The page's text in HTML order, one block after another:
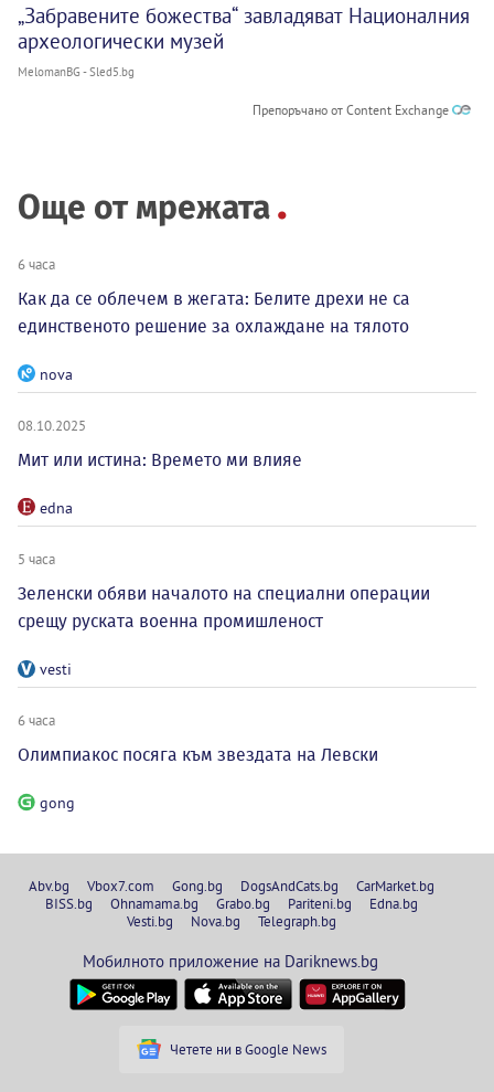
„Забравените божества“ завладяват Националния
археологически музей
MelomanBG - Sled5.bg
Препоръчано от Content Exchange
Още от мрежата
6 часа
Как да се облечем в жегата: Белите дрехи не са
единственото решение за охлаждане на тялото
nova
08.10.2025
Мит или истина: Времето ми влияе
edna
5 часа
Зеленски обяви началото на специални операции
срещу руската военна промишленост
vesti
6 часа
Олимпиакос посяга към звездата на Левски
gong
Abv.bg Vbox7.com Gong.bg DogsAndCats.bg
CarMarket.bg
BISS.bg
Ohnamama.bg Grabo.bg Pariteni.bg
Edna.bg
Vesti.bg
Nova.bg Telegraph.bg
Мобилното приложение на Dariknews.bg
Четете ни в Google News